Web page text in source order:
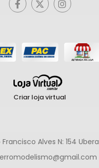
Criar loja virtual
Alves N: 154